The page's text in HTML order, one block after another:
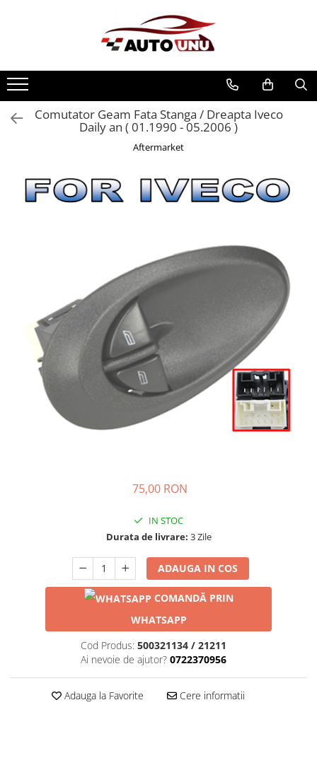
Comutator Geam Fata Stanga / Dreapta Iveco
Daily an ( 01.1990 - 05.2006 )
Aftermarket
75,00 RON
IN STOC
Durata de livrare: 3 Zile
ADAUGA IN COS
COMANDĂ PRIN
WHATSAPP
Cod Produs: 500321134 / 21211
Ai nevoie de ajutor? 0722370956
Adauga la Favorite Cere informatii